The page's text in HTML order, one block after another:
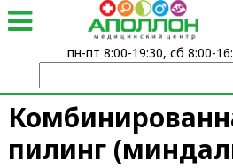
пилинг
пн-пт 8:00-19:30, сб 8:00-